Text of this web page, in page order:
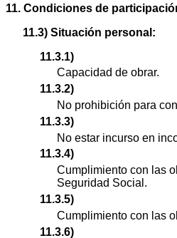
11. Condiciones de
11.3) Situación personal:
11.3.1)
Capacidad de obrar.
11.3.2)
No prohibición para
11.3.3)
No estar incurso en
11.3.4)
Cumplimiento con las
Seguridad Social.
11.3.5)
Cumplimiento con las
11.3.6)